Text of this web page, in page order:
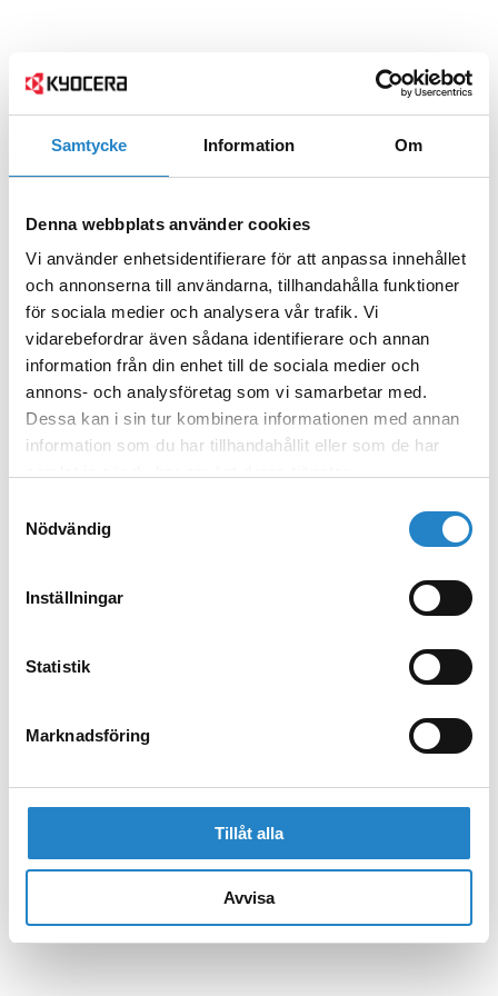
Samtycke Information Om
Denna webbplats använder cookies
Vi använder enhetsidentifierare för att anpassa innehållet
och annonserna till användarna, tillhandahålla funktioner
för sociala medier och analysera vår trafik. Vi
vidarebefordrar även sådana identifierare och annan
information från din enhet till de sociala medier och
annons- och analysföretag som vi samarbetar med.
Dessa kan i sin tur kombinera informationen med annan
information som du har tillhandahållit eller som de har
Nödvändig
Inställningar
Statistik
Marknadsföring
Tillåt alla
Avvisa